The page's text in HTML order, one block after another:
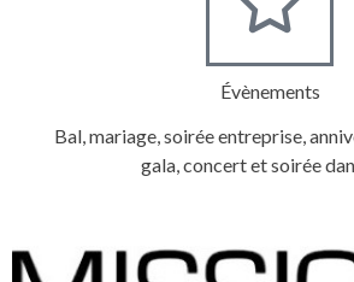
Évènements
Bal, mariage, soirée entreprise,
gala, concert et soirée